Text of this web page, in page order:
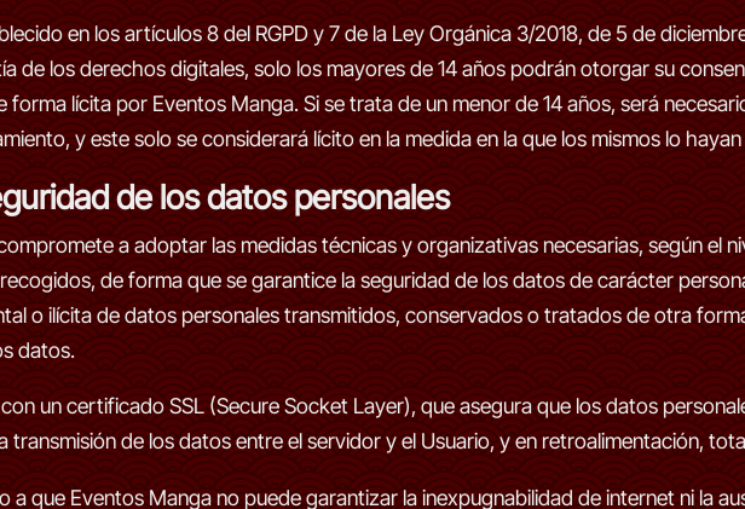
en los artículos 8 del RGPD y 7 de la Ley Orgánica 3/2018, de 5 de
de los derechos digitales, solo los mayores de 14 años podrán otorgar su
forma lícita por Eventos Manga. Si se trata de un menor de 14 años, será
y este solo se considerará lícito en la medida en la que los mismos lo
de los datos personales
a adoptar las medidas técnicas y organizativas necesarias, según el
de forma que se garantice la seguridad de los datos de carácter
o ilícita de datos personales transmitidos, conservados o tratados de otra
datos.
un certificado SSL (Secure Socket Layer), que asegura que los datos
transmisión de los datos entre el servidor y el Usuario, y en retroalimentación,
a que Eventos Manga no puede garantizar la inexpugnabilidad de internet ni la